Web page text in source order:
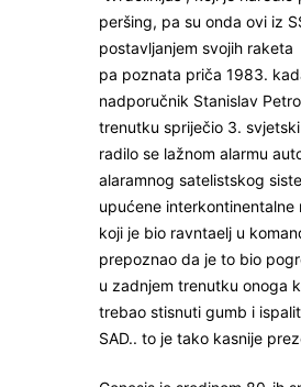
peršing, pa su onda ovi iz
postavljanjem svojih raketa
pa poznata priča 1983.
nadporučnik Stanislav
trenutku spriječio 3.
radilo se lažnom alarmu
alaramnog satelistskog
upućene interkontinentalne
koji je bio ravntaelj u
prepoznao da je to bio
u zadnjem trenutku onoga
trebao stisnuti gumb i
SAD.. to je tako kasnije